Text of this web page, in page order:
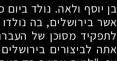
בן יוסף ולאה. נולד
אשר בירושלים, בה
לתפקיד מסוכן של
אתה לביצורים